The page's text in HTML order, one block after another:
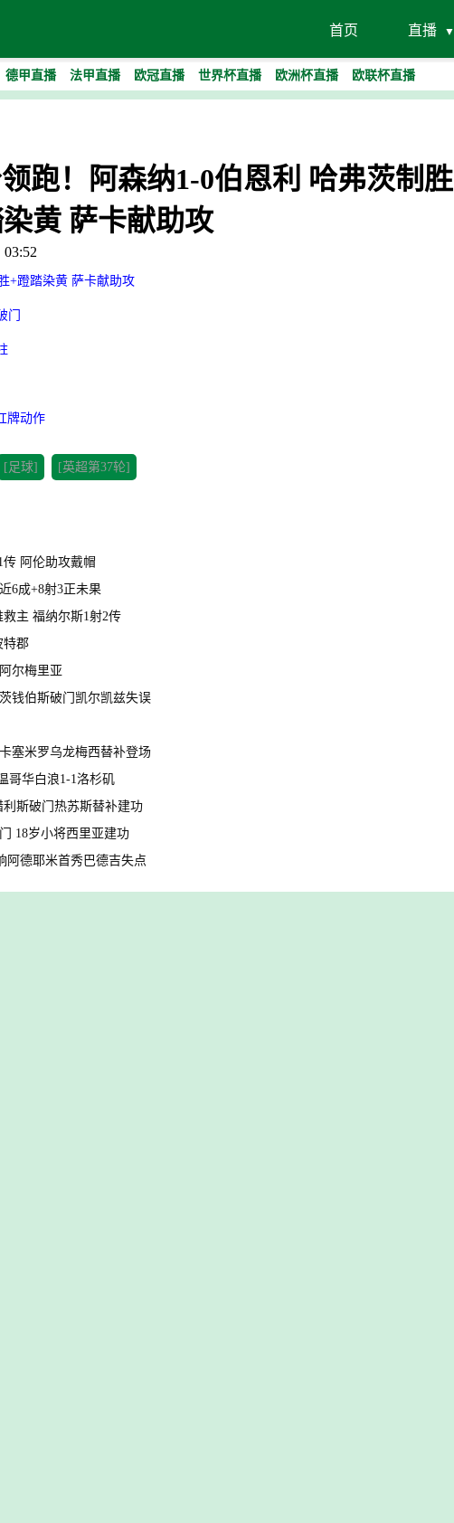
首页 直播
德甲直播 法甲直播 欧冠直播 世界杯直播 欧洲杯直播 欧联杯直播
跑！阿森纳1-0伯恩利 哈弗茨制胜
黄 萨卡献助攻
+蹬踏染黄 萨卡献助攻
牌动作
[足球] [英超第37轮]
传 阿伦助攻戴帽
6成+8射3正未果
主 福纳尔斯1射2传
特郡
尔梅里亚
钱伯斯破门凯尔凯兹失误
塞米罗乌龙梅西替补登场
哥华白浪1-1洛杉矶
利斯破门热苏斯替补建功
18岁小将西里亚建功
阿德耶米首秀巴德吉失点